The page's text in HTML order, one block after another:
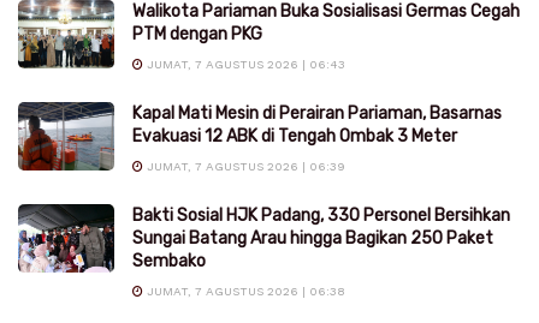
Walikota Pariaman Buka Sosialisasi Germas Cegah
PTM dengan PKG
JUMAT, 7 AGUSTUS 2026 | 06:43
Kapal Mati Mesin di Perairan Pariaman, Basarnas
Evakuasi 12 ABK di Tengah Ombak 3 Meter
JUMAT, 7 AGUSTUS 2026 | 06:39
Bakti Sosial HJK Padang, 330 Personel Bersihkan
Sungai Batang Arau hingga Bagikan 250 Paket
Sembako
JUMAT, 7 AGUSTUS 2026 | 06:38